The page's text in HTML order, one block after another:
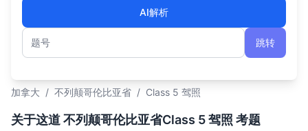
AI解析
题号
跳转
加拿大 / 不列颠哥伦比亚省 / Class 5 驾照
关于这道 不列颠哥伦比亚省Class 5 驾照 考题